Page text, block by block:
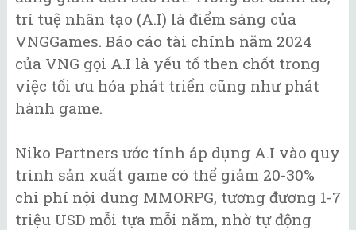
trí tuệ nhân tạo (A.I) là điểm sáng của
VNGGames. Báo cáo tài chính năm 2024
của VNG gọi A.I là yếu tố then chốt trong
việc tối ưu hóa phát triển cũng như phát
hành game.
Niko Partners ước tính áp dụng A.I vào quy
trình sản xuất game có thể giảm 20-30%
chi phí nội dung MMORPG, tương đương 1-7
triệu USD mỗi tựa mỗi năm, nhờ tự động